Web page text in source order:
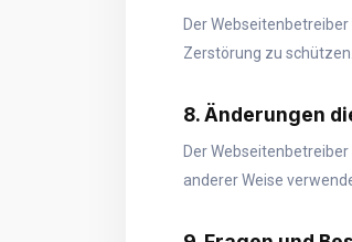
Der
Zerstörung zu
8. Änderungen
Der
anderer Weise